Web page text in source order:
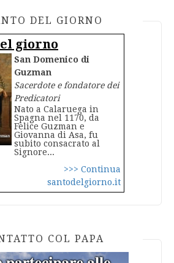
DEL GIORNO
giorno
San Domenico di
Guzman
Sacerdote e fondatore dei
Predicatori
Nato a Calaruega in
Spagna nel 1170, da
Felice Guzman e
Giovanna di Asa, fu
subito consacrato al
Signore...
>>> Continua
santodelgiorno.it
COL PAPA